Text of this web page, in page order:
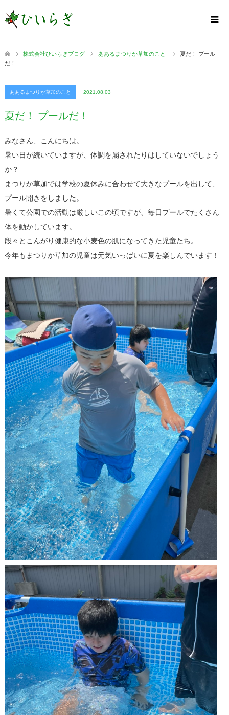
株式会社ひいらぎブログ ああるまつりか草加のこと
夏だ！ プール
だ！
ああるまつりか草加のこと 2021.08.03
夏だ！ プールだ！
みなさん、こんにちは。
暑い日が続いていますが、体調を崩されたりはしていないでしょう
か？
まつりか草加では学校の夏休みに合わせて大きなプールを出して、
プール開きをしました。
暑くて公園での活動は厳しいこの頃ですが、毎日プールでたくさん
体を動かしています。
段々とこんがり健康的な小麦色の肌になってきた児童たち。
今年もまつりか草加の児童は元気いっぱいに夏を楽しんでいます！